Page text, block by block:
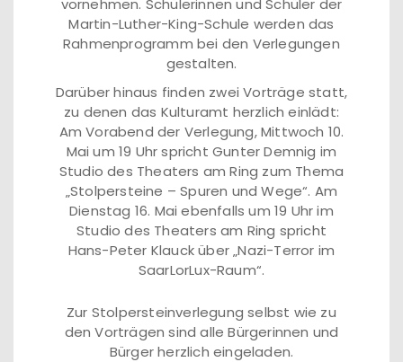
vornehmen. Schülerinnen und Schüler der
Martin-Luther-King-Schule werden das
Rahmenprogramm bei den Verlegungen
gestalten.
Darüber hinaus finden zwei Vorträge statt,
zu denen das Kulturamt herzlich einlädt:
Am Vorabend der Verlegung, Mittwoch 10.
Mai um 19 Uhr spricht Gunter Demnig im
Studio des Theaters am Ring zum Thema
„Stolpersteine – Spuren und Wege“. Am
Dienstag 16. Mai ebenfalls um 19 Uhr im
Studio des Theaters am Ring spricht
Hans-Peter Klauck über „Nazi-Terror im
SaarLorLux-Raum“.
Zur Stolpersteinverlegung selbst wie zu
den Vorträgen sind alle Bürgerinnen und
Bürger herzlich eingeladen.